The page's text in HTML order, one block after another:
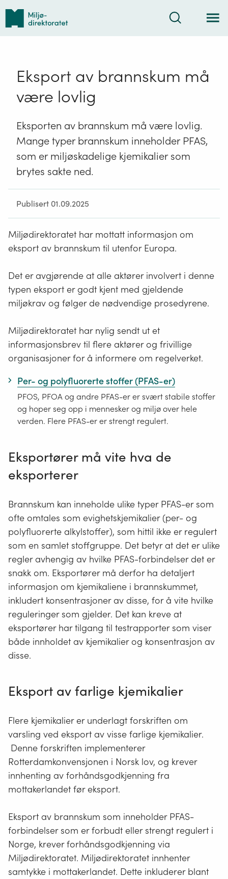
Tilbake
forsiden
Søk
Eksport av brannskum må
være lovlig
Eksporten av brannskum må være lovlig.
Mange typer brannskum inneholder PFAS,
som er miljøskadelige kjemikalier som
brytes sakte ned.
Publisert 01.09.2025
Miljødirektoratet har mottatt informasjon om
eksport av brannskum til utenfor Europa.
Det er avgjørende at alle aktører involvert i denne
typen eksport er godt kjent med gjeldende
miljøkrav og følger de nødvendige prosedyrene.
Miljødirektoratet har nylig sendt ut et
informasjonsbrev til flere aktører og frivillige
organisasjoner for å informere om regelverket.
Per- og polyfluorerte stoffer (PFAS-er)
PFOS, PFOA og andre PFAS-er er svært stabile stoffer
og hoper seg opp i mennesker og miljø over hele
verden. Flere PFAS-er er strengt regulert.
Eksportører må vite hva de
eksporterer
Brannskum kan inneholde ulike typer PFAS-er som
ofte omtales som evighetskjemikalier (per- og
polyfluorerte alkylstoffer), som hittil ikke er regulert
som en samlet stoffgruppe. Det betyr at det er ulike
regler avhengig av hvilke PFAS-forbindelser det er
snakk om. Eksportører må derfor ha detaljert
informasjon om kjemikaliene i brannskummet,
inkludert konsentrasjoner av disse, for å vite hvilke
reguleringer som gjelder. Det kan kreve at
eksportører har tilgang til testrapporter som viser
både innholdet av kjemikalier og konsentrasjon av
disse.
Eksport av farlige kjemikalier
Flere kjemikalier er underlagt forskriften om
varsling ved eksport av visse farlige kjemikalier.
Denne forskriften implementerer
Rotterdamkonvensjonen i Norsk lov, og krever
innhenting av forhåndsgodkjenning fra
mottakerlandet før eksport.
Eksport av brannskum som inneholder PFAS-
forbindelser som er forbudt eller strengt regulert i
Norge, krever forhåndsgodkjenning via
Miljødirektoratet. Miljødirektoratet innhenter
samtykke i mottakerlandet. Dette inkluderer blant